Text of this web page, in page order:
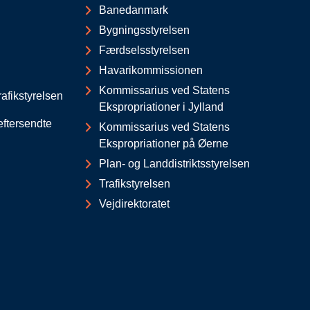
Banedanmark
Bygningsstyrelsen
Færdselsstyrelsen
Havarikommissionen
Kommissarius ved Statens
Ekspropriationer i Jylland
Kommissarius ved Statens
Ekspropriationer på Øerne
Plan- og Landdistriktsstyrelsen
Trafikstyrelsen
Vejdirektoratet